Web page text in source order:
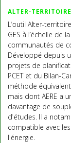
ALTER-
L’outil Alter-
GES à l’échelle de
communautés de
Développé depuis
projets de
PCET et du Bilan-
méthode
mais dont AERE a
davantage de
d'études. Il a
compatible avec
l'énergie.